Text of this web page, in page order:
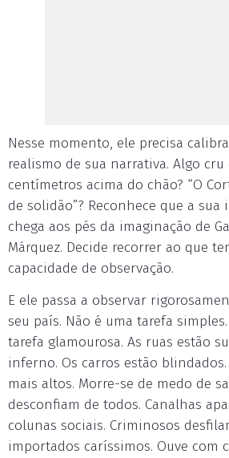
Nesse momento, ele precisa
realismo de sua narrativa. Algo
centímetros acima do chão? “O
de solidão”? Reconhece que a sua
chega aos pés da imaginação de
Márquez. Decide recorrer ao que
capacidade de observação.
E ele passa a observar
seu país. Não é uma tarefa
tarefa glamourosa. As ruas estão
inferno. Os carros estão
mais altos. Morre-se de medo de
desconfiam de todos. Canalhas
colunas sociais. Criminosos
importados caríssimos. Ouve com